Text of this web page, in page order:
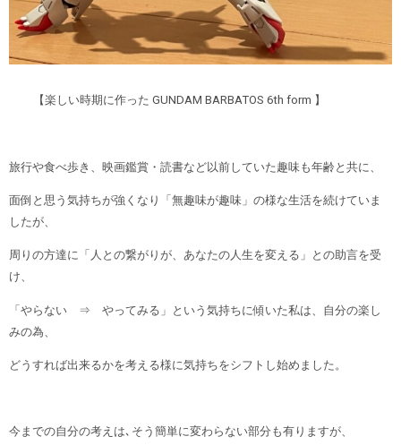
【楽しい時期に作った GUNDAM BARBATOS 6th form 】
旅行や食べ歩き、映画鑑賞・読書など以前していた趣味も年齢と共に、
面倒と思う気持ちが強くなり「無趣味が趣味」の様な生活を続けていま
したが、
周りの方達に「人との繋がりが、あなたの人生を変える」との助言を受
け、
「やらない ⇒ やってみる」という気持ちに傾いた私は、自分の楽し
みの為、
どうすれば出来るかを考える様に気持ちをシフトし始めました。
今までの自分の考えは､そう簡単に変わらない部分も有りますが、